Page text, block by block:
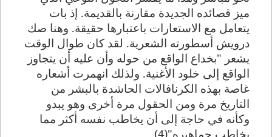
ميز قصائده الجديدة مقارنة بالقديمة. إذ بات
يتعامل مع الاستعارات باعتبارها حقيقة. وهنا صك
درويش أسطورته الشعرية. لقد كان طوال الوقت
يشعر "بخداع الواقع من حوله وأن عليه أن يتجاوز
الواقع إلى خلود الأغنية. ولذلك انهمرت أشعاره
غاصة بهذه الكرنافالات الحاشدة بالبشر من
التاريخ مرة ومن الحقول مرة أخرى وهو يبدو
وكأنه في حاجة إلى أن يخاطب نفسه أكثر مما
يخاطب جماهيره"(4)
.